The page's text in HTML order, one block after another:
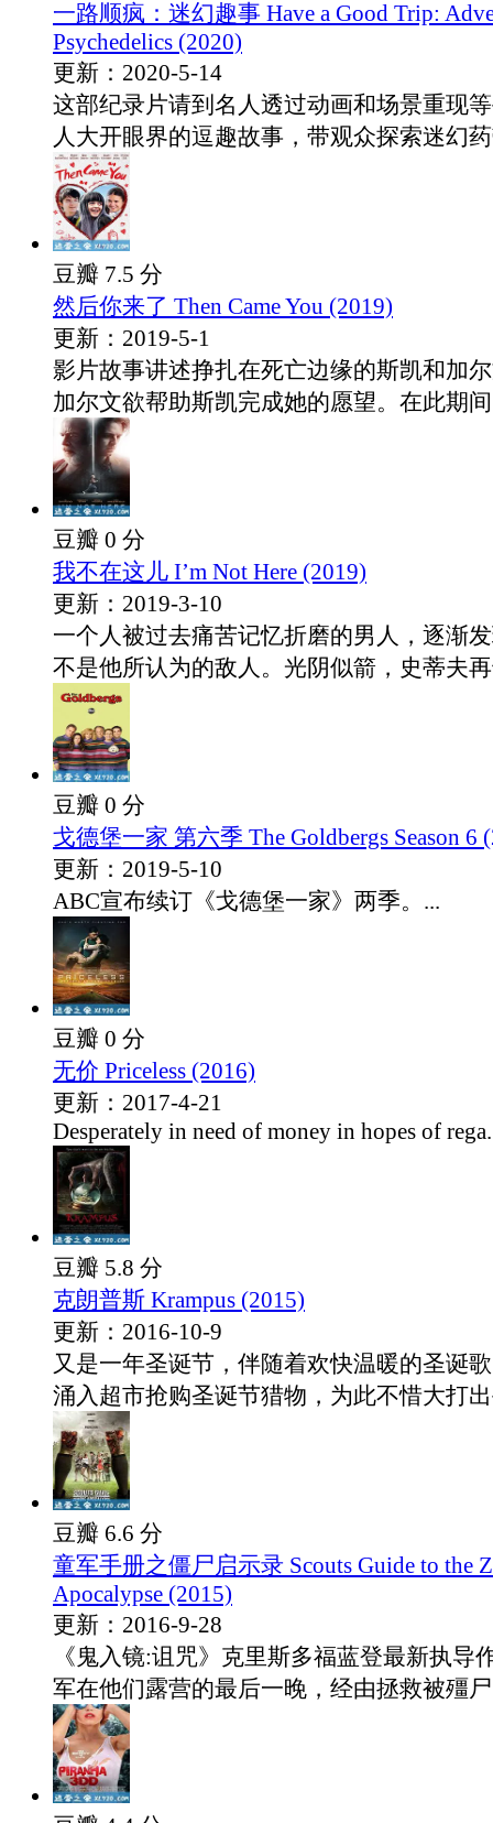
一路顺疯：迷幻趣事 Have a Good Trip:
Psychedelics (2020)
更新：2020-5-14
这部纪录片请到名人透过动画和场景重现
人大开眼界的逗趣故事，带观众探索迷幻
豆瓣 7.5 分
然后你来了 Then Came You (2019)
更新：2019-5-1
影片故事讲述挣扎在死亡边缘的斯凯和加
加尔文欲帮助斯凯完成她的愿望。在此期
豆瓣 0 分
我不在这儿 I’m Not Here (2019)
更新：2019-3-10
一个人被过去痛苦记忆折磨的男人，逐渐
不是他所认为的敌人。光阴似箭，史蒂夫
豆瓣 0 分
戈德堡一家 第六季 The Goldbergs Season 6
更新：2019-5-10
ABC宣布续订《戈德堡一家》两季。...
豆瓣 0 分
无价 Priceless (2016)
更新：2017-4-21
Desperately in need of money in hopes of
豆瓣 5.8 分
克朗普斯 Krampus (2015)
更新：2016-10-9
又是一年圣诞节，伴随着欢快温暖的圣诞
涌入超市抢购圣诞节猎物，为此不惜大打
豆瓣 6.6 分
童军手册之僵尸启示录 Scouts Guide to the
Apocalypse (2015)
更新：2016-9-28
《鬼入镜:诅咒》克里斯多福蓝登最新执导
军在他们露营的最后一晚，经由拯救被殭